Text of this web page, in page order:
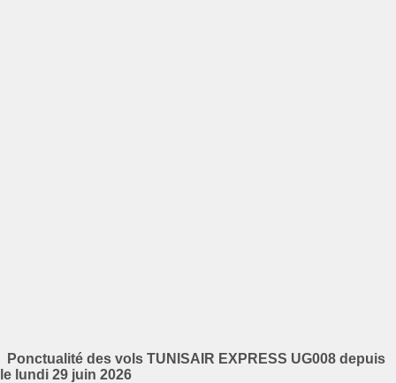
Ponctualité des vols TUNISAIR EXPRESS UG008 depuis
le lundi 29 juin 2026